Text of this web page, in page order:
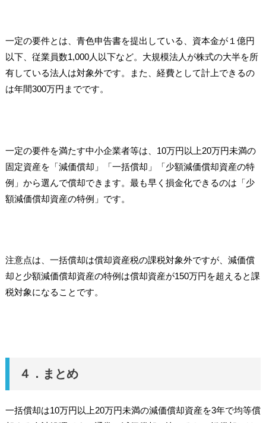
一定の要件とは、青色申告書を提出している、資本金が１億円
以下、従業員数1,000人以下など。大規模法人が株式の大半を所
有している法人は対象外です。また、経費として計上できるの
は年間300万円までです。
一定の要件を満たす中小企業者等は、10万円以上20万円未満の
固定資産を「減価償却」「一括償却」「少額減価償却資産の特
例」から選んで償却できます。最も早く損金化できるのは「少
額減価償却資産の特例」です。
注意点は、一括償却は償却資産税の課税対象外ですが、減価償
却と少額減価償却資産の特例は償却資産が150万円を超えると課
税対象になることです。
４．まとめ
一括償却は10万円以上20万円未満の減価償却資産を3年で均等償